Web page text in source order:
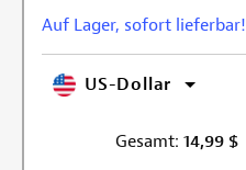
Auf Lager, sofort lieferbar!
US-Dollar
Gesamt: 14,99 $